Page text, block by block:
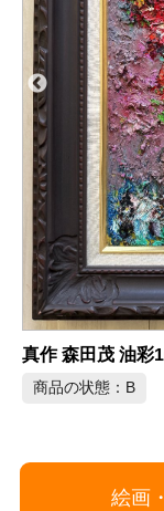
真作 森田茂 油彩
商品の状態：B
絵画